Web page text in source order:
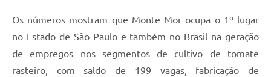
Os números mostram que Monte Mor ocupa o 1º lugar
no Estado de São Paulo e também no Brasil na geração
de empregos nos segmentos de cultivo de tomate
rasteiro, com saldo de 199 vagas, fabricação de